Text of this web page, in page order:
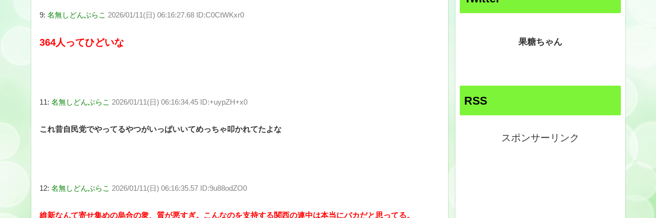
9: 名無しどんぶらこ 2026/01/11(日) 06:16:27.68 ID:C0CtWKxr0
364人ってひどいな
11: 名無しどんぶらこ 2026/01/11(日) 06:16:34.45 ID:+uypZH+x0
これ昔自民党でやってるやつがいっぱいいてめっちゃ叩かれてたよな
12: 名無しどんぶらこ 2026/01/11(日) 06:16:35.57 ID:9u88odZO0
維新なんて寄せ集めの烏合の衆、質が悪すぎ。こんなのを支持する関西の連中は本当にバカだと思ってる。
果糖ちゃん
RSS
スポンサーリンク